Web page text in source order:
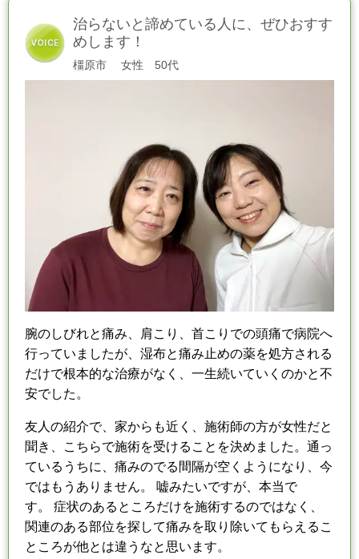
治らないと諦めている人に、ぜひおすす
めします！
橿原市 女性 50代
腕のしびれと痛み、肩こり、首こりでの頭痛で病院へ
行っていましたが、 湿布と痛み止めの薬を処方される
だけで根本的な治療がなく、 一生続いていくのかと不
安でした。
友人の紹介で、家からも近く、施術師の方が女性だと
聞き、
こちらで施術を受けることを決めました。 通っ
ているうちに、痛みのでる間隔が空くようになり、 今
ではもうありません。 嘘みたいですが、本当で
す。
症状のあるところだけを施術するのではなく、
関連のある部位を探して痛みを取り除いてもらえるこ
ところが他とは違うなと思います。